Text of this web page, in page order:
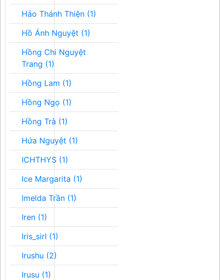
Hảo Thánh Thiện (1)
Hồ Ánh Nguyệt (1)
Hồng Chi Nguyệt
Trang (1)
Hồng Lam (1)
Hồng Ngọ (1)
Hồng Trà (1)
Hứa Nguyệt (1)
ICHTHYS (1)
Ice Margarita (1)
Imelda Trần (1)
Iren (1)
Iris_sirI (1)
Irushu (2)
Irusu (1)